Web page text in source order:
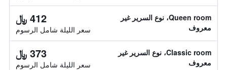
Queen room، نوع السرير غير
معروف
412 ﷼
سعر الليلة شامل الرسوم
Classic room، نوع السرير غير
معروف
373 ﷼
سعر الليلة شامل الرسوم